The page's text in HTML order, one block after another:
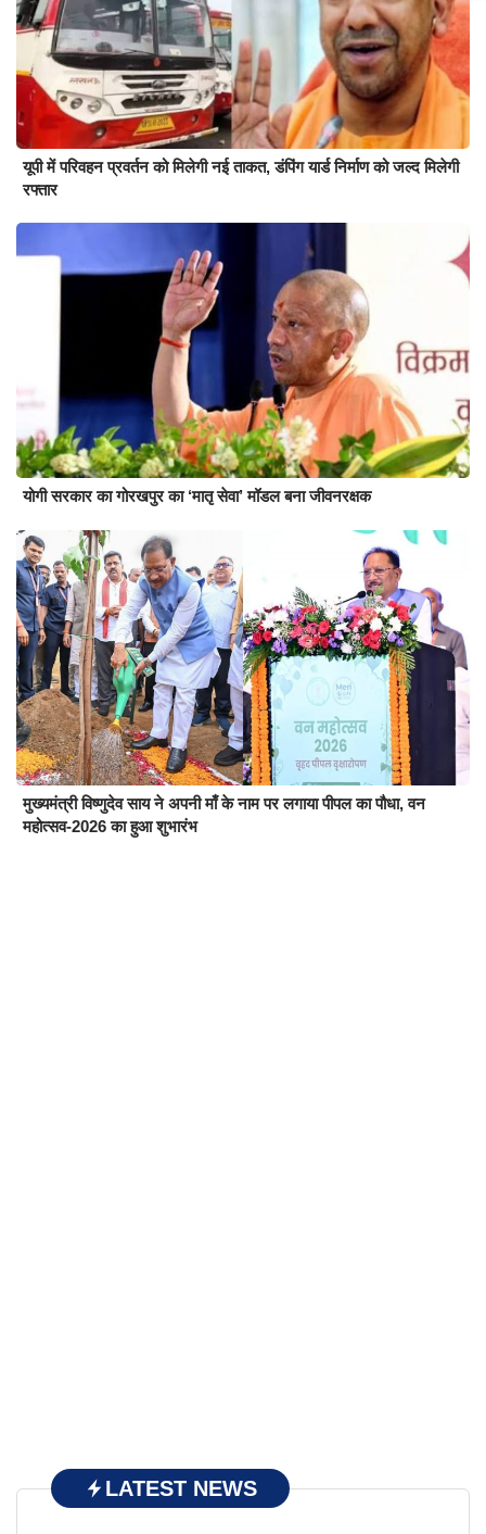
यूपी में परिवहन प्रवर्तन को मिलेगी नई ताकत, डंपिंग यार्ड निर्माण को जल्द मिलेगी
रफ्तार
योगी सरकार का गोरखपुर का ‘मातृ सेवा’ मॉडल बना जीवनरक्षक
मुख्यमंत्री विष्णुदेव साय ने अपनी माँ के नाम पर लगाया पीपल का पौधा, वन
महोत्सव-2026 का हुआ शुभारंभ
LATEST NEWS